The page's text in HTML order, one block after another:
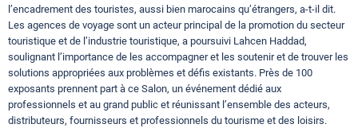
Contact
l’encadrement des touristes, aussi bien marocains qu’étrangers, a-t-il dit.
Les agences de voyage sont un acteur principal de la promotion du secteur
touristique et de l’industrie touristique, a poursuivi Lahcen Haddad,
soulignant l’importance de les accompagner et les soutenir et de trouver les
solutions appropriées aux problèmes et défis existants. Près de 100
exposants prennent part à ce Salon, un événement dédié aux
professionnels et au grand public et réunissant l’ensemble des acteurs,
distributeurs, fournisseurs et professionnels du tourisme et des loisirs.